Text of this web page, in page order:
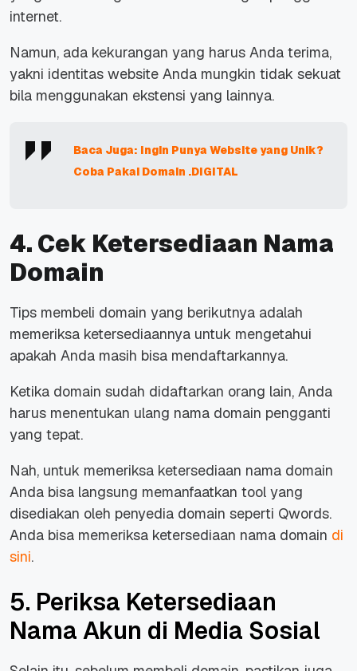
internet.
Namun, ada kekurangan yang harus Anda terima,
yakni identitas website Anda mungkin tidak sekuat
bila menggunakan ekstensi yang lainnya.
Baca Juga: Ingin Punya Website yang Unik?
Coba Pakai Domain .DIGITAL
4. Cek Ketersediaan Nama
Domain
Tips membeli domain yang berikutnya adalah
memeriksa ketersediaannya untuk mengetahui
apakah Anda masih bisa mendaftarkannya.
Ketika domain sudah didaftarkan orang lain, Anda
harus menentukan ulang nama domain pengganti
yang tepat.
Nah, untuk memeriksa ketersediaan nama domain
Anda bisa langsung memanfaatkan tool yang
disediakan oleh penyedia domain seperti Qwords.
Anda bisa memeriksa ketersediaan nama domain di
sini.
5. Periksa Ketersediaan
Nama Akun di Media Sosial